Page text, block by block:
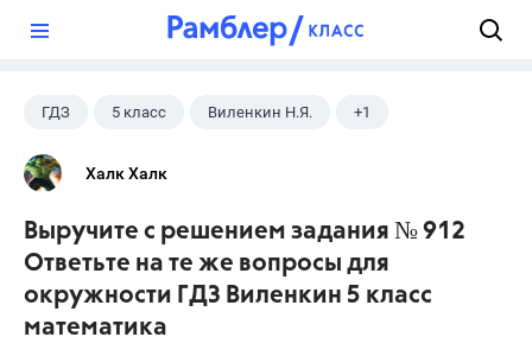
ГДЗ 5 класс Виленкин Н.Я. +1
Математика
Халк Халк
Выручите с решением задания № 912
Ответьте на те же вопросы для
окружности ГДЗ Виленкин 5 класс
математика